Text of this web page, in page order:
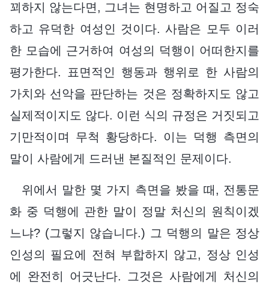
꾀하지 않는다면, 그녀는 현명하고 어질고 정숙
하고 유덕한 여성인 것이다. 사람은 모두 이러
한 모습에 근거하여 여성의 덕행이 어떠한지를
평가한다. 표면적인 행동과 행위로 한 사람의
가치와 선악을 판단하는 것은 정확하지도 않고
실제적이지도 않다. 이런 식의 규정은 거짓되고
기만적이며 무척 황당하다. 이는 덕행 측면의
말이 사람에게 드러낸 본질적인 문제이다.
위에서 말한 몇 가지 측면을 봤을 때, 전통문
화 중 덕행에 관한 말이 정말 처신의 원칙이겠
느냐? (그렇지 않습니다.) 그 덕행의 말은 정상
인성의 필요에 전혀 부합하지 않고, 정상 인성
에 완전히 어긋난다. 그것은 사람에게 처신의